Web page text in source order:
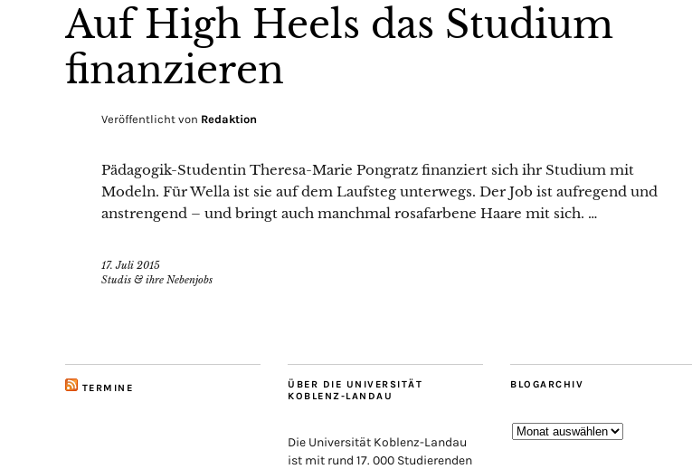
Auf High Heels das Studium
finanzieren
Veröffentlicht von Redaktion
Pädagogik-Studentin Theresa-Marie Pongratz finanziert sich ihr Studium mit
Modeln. Für Wella ist sie auf dem Laufsteg unterwegs. Der Job ist aufregend und
anstrengend – und bringt auch manchmal rosafarbene Haare mit sich. …
17. Juli 2015
Studis & ihre Nebenjobs
TERMINE
ÜBER DIE UNIVERSITÄT
KOBLENZ-LANDAU
Die Universität Koblenz-Landau
ist mit rund 17. 000 Studierenden
BLOGARCHIV
Blogarchiv